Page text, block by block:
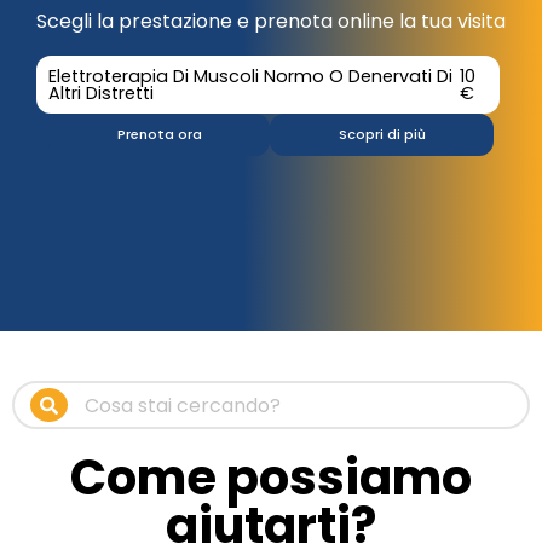
Scegli la prestazione e prenota online la tua visita
Elettroterapia Di Muscoli Normo O Denervati Di
Altri Distretti
10
€
Prenota ora Scopri di più
Come possiamo
aiutarti?